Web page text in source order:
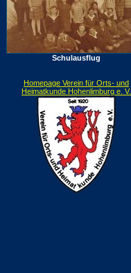
Schulausflug
Homepage Verein für Orts- und
Heimatkunde Hohenlimburg e. V.